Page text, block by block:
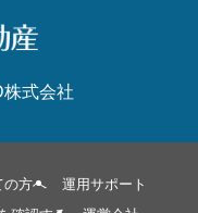
式会社
の方へ
運用サポート